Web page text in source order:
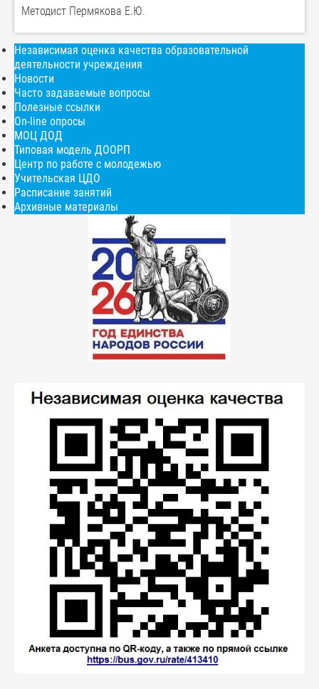
Методист Пермякова Е.Ю.
Независимая оценка качества образовательной
деятельности учреждения
Новости
Часто задаваемые вопросы
Полезные ссылки
On-line опросы
МОЦ ДОД
Типовая модель ДООРП
Центр по работе с молодежью
Учительская ЦДО
Расписание занятий
Архивные материалы